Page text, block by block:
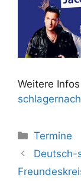
Weitere
Kategorien
Termine
Deutsch-